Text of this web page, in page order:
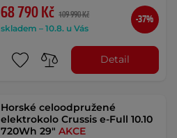
68 790 Kč 109 990 Kč
skladem – 10.8. u Vás
-37%
Detail
Horské celoodpružené
elektrokolo Crussis e-Full 10.10
720Wh 29"AKCE